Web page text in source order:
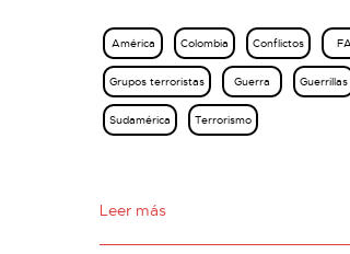
América Colombia Conflictos
Grupos terroristas Guerra Guerrillas
Sudamérica Terrorismo
Leer más